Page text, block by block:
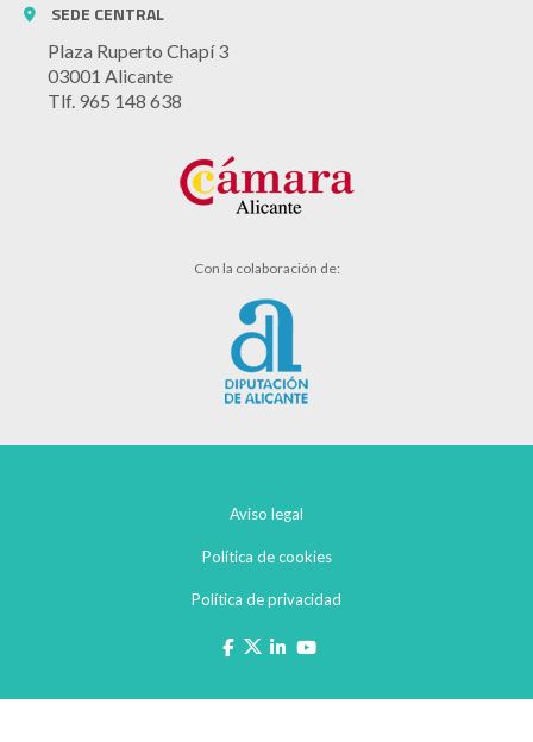
SEDE CENTRAL
Plaza Ruperto Chapí 3
03001 Alicante
Tlf. 965 148 638
Con la colaboración de:
Aviso legal
Política de cookies
Política de privacidad